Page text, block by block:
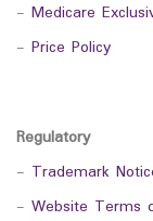
- Medicare
- Price Policy
Regulatory
- Trademark
- Website Terms